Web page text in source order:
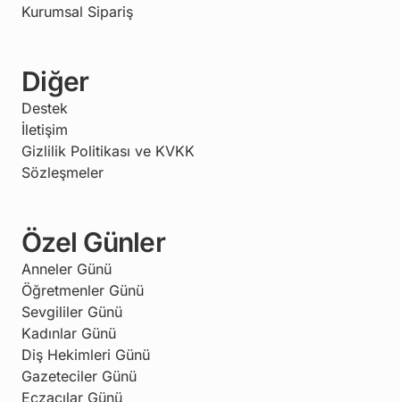
Kurumsal Sipariş
Diğer
Destek
İletişim
Gizlilik Politikası ve KVKK
Sözleşmeler
Özel Günler
Anneler Günü
Öğretmenler Günü
Sevgililer Günü
Kadınlar Günü
Diş Hekimleri Günü
Gazeteciler Günü
Eczacılar Günü